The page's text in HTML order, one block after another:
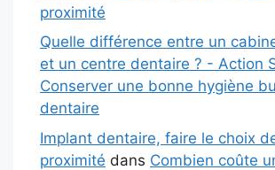
proximité
Quelle différence entre un
et un centre dentaire ? - Action
Conserver une bonne hygiène
dentaire
Implant dentaire, faire le choix
proximité dans Combien coûte